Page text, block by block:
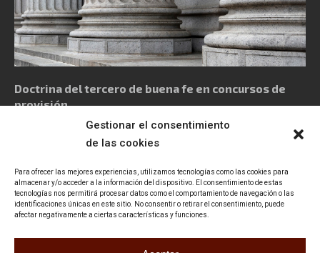
Gestionar el consentimiento
de las cookies
Para ofrecer las mejores experiencias, utilizamos tecnologías como las cookies para
almacenar y/o acceder a la información del dispositivo. El consentimiento de estas
tecnologías nos permitirá procesar datos como el comportamiento de navegación o las
identificaciones únicas en este sitio. No consentir o retirar el consentimiento, puede
afectar negativamente a ciertas características y funciones.
Doctrina del tercero de buena fe en concursos de
provisión
Política de privacidad Aviso Legal
Política de cookies